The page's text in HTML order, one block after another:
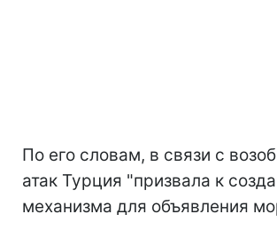
По его словам, в связи с
атак Турция "призвала к
механизма для объявления